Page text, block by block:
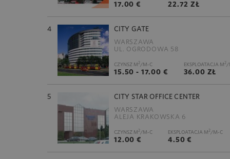
17.00 € 22.72 ZŁ
4 CITY GATE
WARSZAWA
UL. OGRODOWA 58
CZYNSZ M2/M-C
15.50 - 17.00 €
EKSPLOATACJA M2/
36.00 ZŁ
5 CITY STAR OFFICE CENTER
WARSZAWA
ALEJA KRAKOWSKA 6
CZYNSZ M2/M-C
12.00 €
EKSPLOATACJA M2/M-C
4.50 €